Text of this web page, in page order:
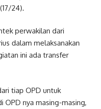
24).
perwakilan dari
dalam melaksanakan
ini ada transfer
tiap OPD untuk
OPD nya masing-masing,